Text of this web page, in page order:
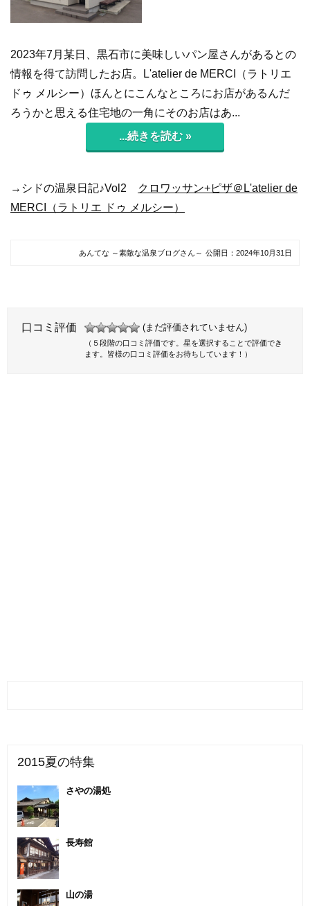
2023年7月某日、黒石市に美味しいパン屋さんがあるとの
情報を得て訪問したお店。L'atelier de MERCI（ラトリエ
ドゥ メルシー）ほんとにこんなところにお店があるんだ
ろうかと思える住宅地の一角にそのお店はあ...
...続きを読む »
→シドの温泉日記♪Vol2
クロワッサン+ピザ＠L'atelier de
MERCI（ラトリエ ドゥ メルシー）
あんてな ～素敵な温泉ブログさん～ 公開日： 2024年10月31日
口コミ評価 (まだ評価されていません)
（５段階の口コミ評価です。星を選択することで評価でき
ます。皆様の口コミ評価をお待ちしています！）
2015夏の特集
さやの湯処
長寿館
山の湯